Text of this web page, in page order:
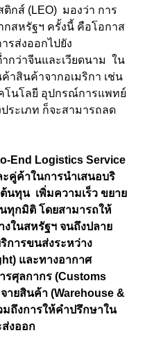
กส์ (LEO) มองว่า การ
กสหรัฐฯ ครั้งนี้ คือโอกาส
รส่งออกไปยัง
กว่าจีนและเวียดนาม ใน
าสินค้าจากอเมริกา เช่น
โนโลยี อุปกรณ์การแพทย์
ระเภท ก็จะสามารถลด
End Logistics Service
คู่ค้าในการนำเสนอบริ
นทุน เพิ่มความเร็ว ขยาย
ทุกมิติ โดยสามารถให้
ในสหรัฐฯ จนถึงปลาย
การขนส่งระหว่าง
และทางอากาศ
รศุลกากร (Customs
ายสินค้า (Warehouse &
มถึงการให้คำปรึกษาใน
ส่งออก